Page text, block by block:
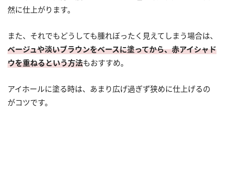
然に仕上がります。
また、それでもどうしても腫れぼったく見えてしまう場合は、
ベージュや淡いブラウンをベースに塗ってから、赤アイシャド
ウを重ねるという方法もおすすめ。
アイホールに塗る時は、あまり広げ過ぎず狭めに仕上げるの
がコツです。